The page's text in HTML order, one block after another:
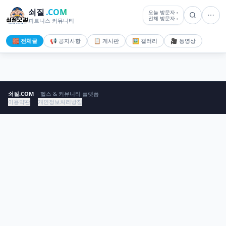
쇠질 .COM
피트니스 커뮤니티
오늘 방문자 -
전체 방문자 -
🧱 전체글 📢 공지사항 📋 게시판 🖼️ 갤러리 🎥 동영상
쇠질.COM · 헬스 & 커뮤니티 플랫폼
이용약관
개인정보처리방침